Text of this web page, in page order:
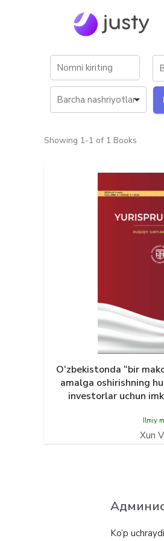
Showing 1-1 of 1 Books
O‘zbekistonda “bir
amalga oshirishning
investorlar uchun
Ilmiy
Xun
Ko’p